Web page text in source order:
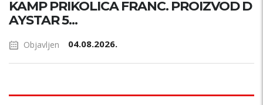
KAMP PRIKOLICA FRANC. PROIZVOD D
AYSTAR 5...
Objavljen 04.08.2026.